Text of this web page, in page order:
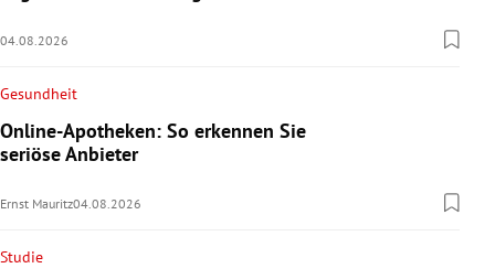
04.08.2026
Gesundheit
Online-Apotheken: So erkennen Sie
seriöse Anbieter
Ernst Mauritz04.08.2026
Studie